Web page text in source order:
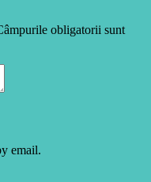
obligatorii sunt
email.